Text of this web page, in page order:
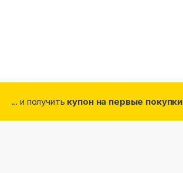
... и получить купон на первые покупки